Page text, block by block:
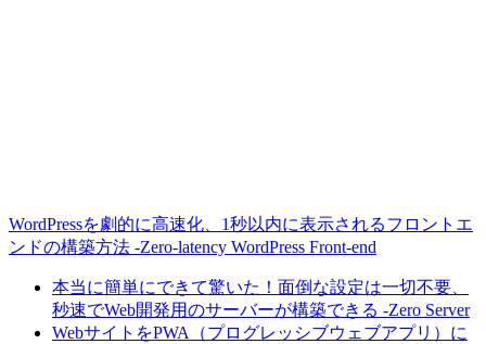
WordPressを劇的に高速化、1秒以内に表示されるフロントエ
ンドの構築方法 -Zero-latency WordPress Front-end
本当に簡単にできて驚いた！面倒な設定は一切不要、
秒速でWeb開発用のサーバーが構築できる -Zero Server
WebサイトをPWA（プログレッシブウェブアプリ）に